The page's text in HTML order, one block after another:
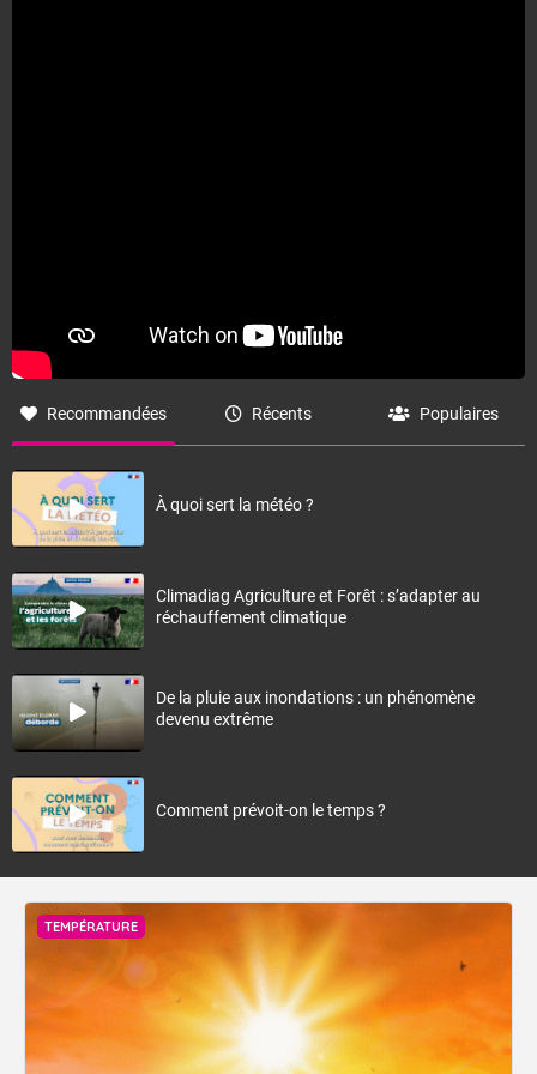
Recommandées Récents Populaires
À quoi sert la météo ?
Climadiag Agriculture et Forêt : s’adapter au
réchauffement climatique
De la pluie aux inondations : un phénomène
devenu extrême
Comment prévoit-on le temps ?
TEMPÉRATURE